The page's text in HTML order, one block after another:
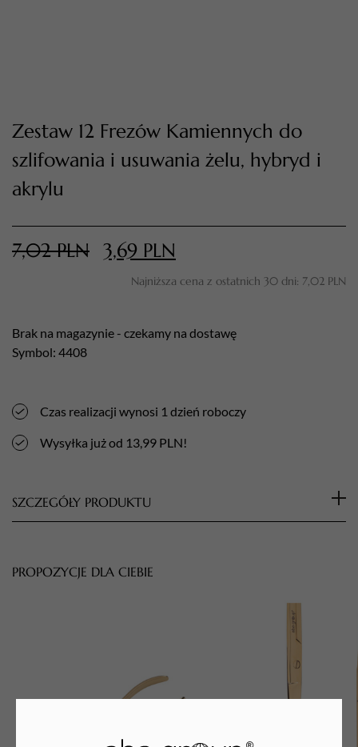
Suma koszyka (
Zestaw 12 Frezów Kamiennych do
szlifowania i usuwania żelu, hybryd i
akrylu
7,02PLN 3,69 PLN
Najniższa cena z ostatnich 30 dni: 7,02 PLN
Brak na magazynie - czekamy na dostawę
Symbol: 4408
Czas realizacji wynosi 1 dzień roboczy
Wysyłka już od 13,99 PLN!
SZCZEGÓŁY PRODUKTU
Precyzyjnie obrobiony kamień cechuje się długą
Świetnie sprawdza się w podologii jak i manicure i
Stosuje się go do matowienia, skracania i piłowania
paznokci oraz delikatnego szlifowania skóry dłoni i stóp.
Można nim pracować zarówno na tipsach, żelu, akrylu jak i
na naturalnej płytce paznokcia.
naturalnie występującego w przyrodzie.
PROPOZYCJE DLA CIEBIE